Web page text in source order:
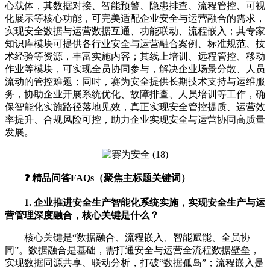
心载体，其数据对接、智能预警、隐患排查、流程管控、可视
化展示等核心功能，可完美适配企业安全与运营融合的需求，
实现安全数据与运营数据互通、功能联动、流程嵌入；其专家
知识库模块可提供各行业安全与运营融合案例、标准规范、技
术经验等资源，丰富实施内容；其线上培训、远程管控、移动
作业等模块，可实现全员协同参与，解决企业场景分散、人员
流动的管控难题；同时，赛为安全提供长期技术支持与运维服
务，协助企业开展系统优化、故障排查、人员培训等工作，确
保智能化实施路径落地见效，真正实现安全管控提质、运营效
率提升、合规风险可控，助力企业实现安全与运营协同高质量
发展。
❓ 精品问答FAQs（聚焦主标题关键词）
1. 企业推进安全生产智能化系统实施，实现安全生产与运
营管理深度融合，核心关键是什么？
核心关键是“数据融合、流程嵌入、智能赋能、全员协
同”。数据融合是基础，需打通安全与运营全流程数据壁垒，
实现数据同源共享、联动分析，打破“数据孤岛”；流程嵌入是